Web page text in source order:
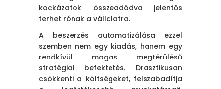
kockázatok összeadódva jelentős
terhet rónak a vállalatra.
A beszerzés automatizálása ezzel
szemben nem egy kiadás, hanem egy
rendkívül magas megtérülésű
stratégiai befektetés. Drasztikusan
csökkenti a költségeket, felszabadítja